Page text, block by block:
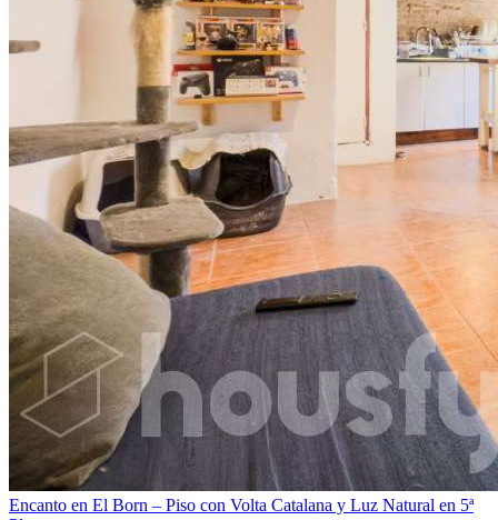
Encanto en El Born – Piso con Volta Catalana y Luz Natural en 5ª